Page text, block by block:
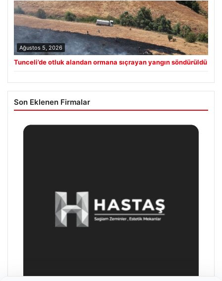
Ağustos 5, 2026
Tunceli’de otluk alandan ormana sıçrayan yangın söndürüldü
Son Eklenen Firmalar